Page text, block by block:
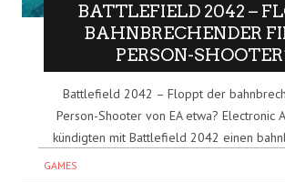
BATTLEFIELD 2042 –
BAHNBRECHENDER
PERSON-
Battlefield 2042 – Floppt der
Person-Shooter von EA etwa? Electronic
kündigten mit Battlefield 2042 einen
GAMES